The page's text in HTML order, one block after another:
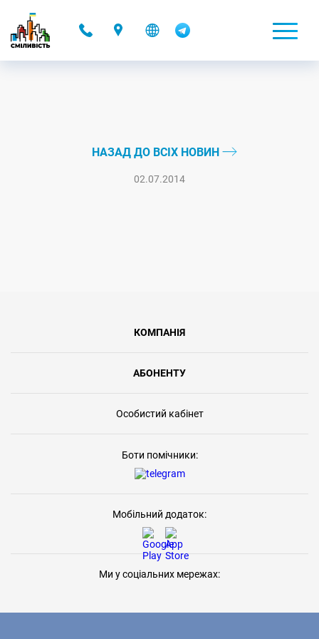
НАЗАД ДО ВСІХ НОВИН
02.07.2014
КОМПАНІЯ
АБОНЕНТУ
Особистий кабінет
Боти помічники:
Мобільний додаток:
Ми у соціальних мережах: